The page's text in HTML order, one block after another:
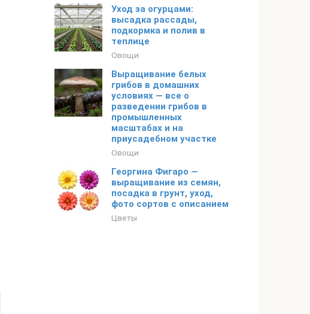
Уход за огурцами:
высадка рассады,
подкормка и полив в
теплице
Овощи
Выращивание белых
грибов в домашних
условиях — все о
разведении грибов в
промышленных
масштабах и на
приусадебном участке
Овощи
Георгина Фигаро —
выращивание из семян,
посадка в грунт, уход,
фото сортов с описанием
Цветы